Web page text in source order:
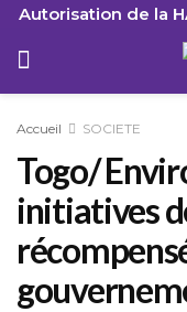
Autorisation de la
Accueil SOCIETE
Togo/
initiatives